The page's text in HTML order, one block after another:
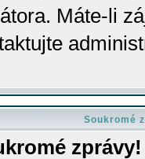
Máte-li
Soukromé
zprávy!